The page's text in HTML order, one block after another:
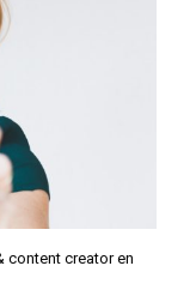
content creator en